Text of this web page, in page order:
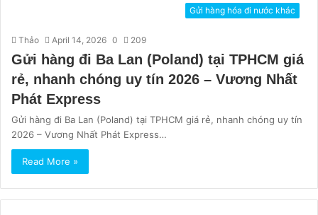
Gửi hàng hóa đi nước khác
Thảo April 14, 2026 0 209
Gửi hàng đi Ba Lan (Poland) tại TPHCM giá
rẻ, nhanh chóng uy tín 2026 – Vương Nhất
Phát Express
Gửi hàng đi Ba Lan (Poland) tại TPHCM giá rẻ, nhanh chóng uy tín
2026 – Vương Nhất Phát Express…
Read More »